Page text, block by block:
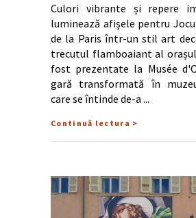
Culori vibrante și repere
luminează afișele pentru
de la Paris într-un stil art
trecutul flamboaiant al
fost prezentate la Musée
gară transformată în
care se întinde de-a
Continuă lectura >